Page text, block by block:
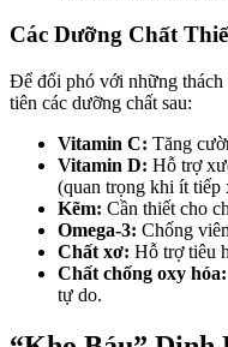
Các Dưỡng Chất
Để đối phó với những thách
tiên các dưỡng chất sau:
Vitamin C: Tăng
Vitamin D: Hỗ trợ
(quan trọng khi ít tiếp
Kẽm: Cần thiết cho
Omega-3: Chống
Chất xơ: Hỗ trợ tiêu
Chất chống oxy hóa:
tự do.